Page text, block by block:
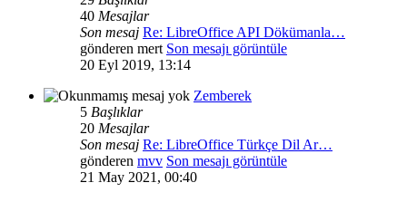
40 Mesajlar
Son mesaj Re: LibreOffice API Dökümanla…
gönderen mert Son mesajı görüntüle
20 Eyl 2019, 13:14
Zemberek
5 Başlıklar
20 Mesajlar
Son mesaj Re: LibreOffice Türkçe Dil Ar…
gönderen mvv Son mesajı görüntüle
21 May 2021, 00:40